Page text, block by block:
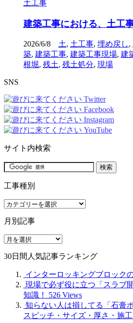
土工事
建築工事における、土工
2026/6/8 土, 土工事, 埋め戻し,
築, 建築工事, 建築工事現場, 建
根堀, 残土, 残土処分, 現場
SNS
サイト内検索
工事種別
工
種
別
月別記事
月
記
30日間人気記事ランキング
インターロッキングブロック
現場で必ず役に立つ「スラブ
知識！
526 Views
知らない人は損してる「石膏
スピッチ・サイズ・厚さ・施工